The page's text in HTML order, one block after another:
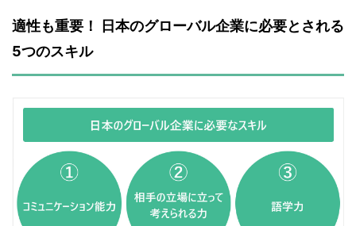
適性も重要！ 日本のグローバル企業に必要とされる
5つのスキル